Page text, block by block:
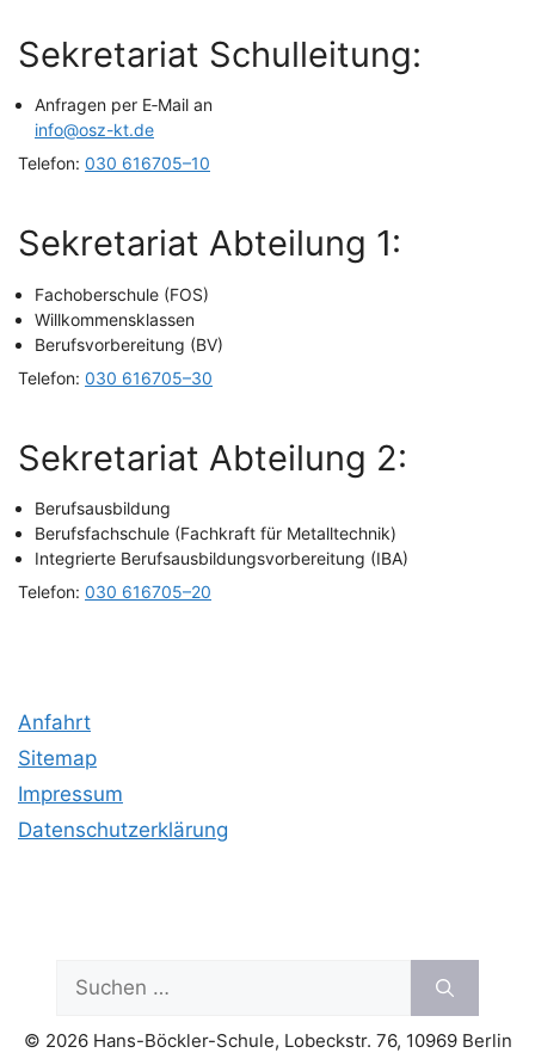
Sekre­ta­ri­at Schulleitung:
Anfra­gen per E‑Mail an
info@osz-kt.de
Tele­fon: 030 616705–10
Sekre­ta­ri­at Abtei­lung 1:
Fach­ober­schu­le (FOS)
Will­kom­mens­klas­sen
Berufs­vor­be­rei­tung (BV)
Tele­fon: 030 616705–30
Sekre­ta­ri­at Abtei­lung 2:
Berufs­aus­bil­dung
Berufs­fach­schu­le (Fach­kraft für Metalltechnik)
Inte­grier­te Berufs­aus­bil­dungs­vor­be­rei­tung (IBA)
Tele­fon: 030 616705–20
Anfahrt
Site­map
Impres­sum
Daten­schutz­er­klä­rung
nach:
© 2026 Hans-Böckler-Schule, Lobeckstr. 76, 10969 Berlin